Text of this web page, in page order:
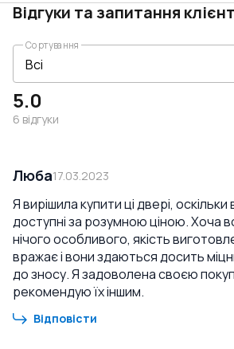
Відгуки та запитання
5.0
6 відгуки
Сортування
Люба17.03.2023
Я вирішила купити ці двері,
доступні за розумною ціною. Хоча
нічого особливого, якість
вражає і вони здаються досить
до зносу. Я задоволена своєю
рекомендую їх іншим.
Відповісти